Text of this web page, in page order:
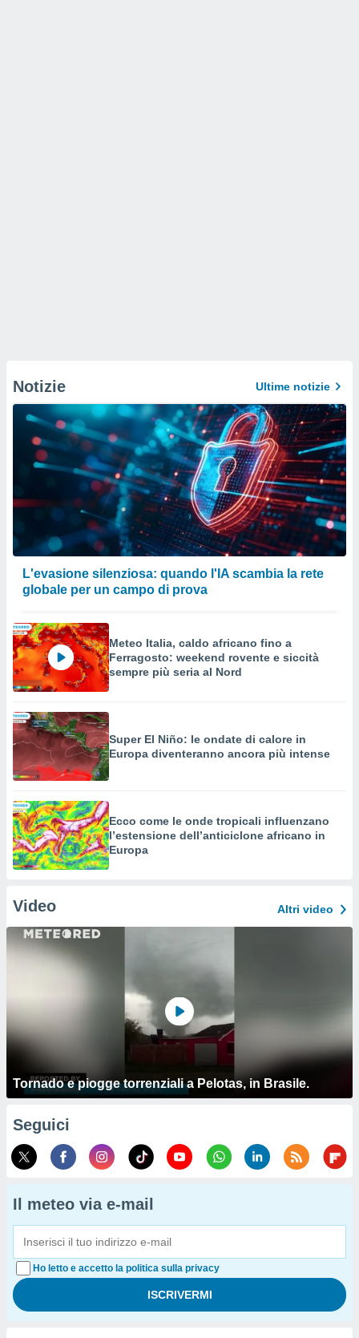
Notizie Ultime notizie
L'evasione silenziosa: quando l'IA scambia la rete
globale per un campo di prova
Meteo Italia, caldo africano fino a
Ferragosto: weekend rovente e siccità
sempre più seria al Nord
Super El Niño: le ondate di calore in
Europa diventeranno ancora più intense
Ecco come le onde tropicali influenzano
l’estensione dell’anticiclone africano in
Europa
Video Altri video
Tornado e piogge torrenziali a Pelotas, in Brasile.
Seguici
Il meteo via e-mail
Ho letto e accetto la politica sulla privacy